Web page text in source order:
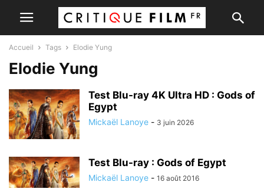
Accueil Tags Elodie Yung
Elodie Yung
Test Blu-ray 4K Ultra HD : Gods of
Egypt
Mickaël Lanoye - 3 juin 2026
Test Blu-ray : Gods of Egypt
Mickaël Lanoye - 16 août 2016